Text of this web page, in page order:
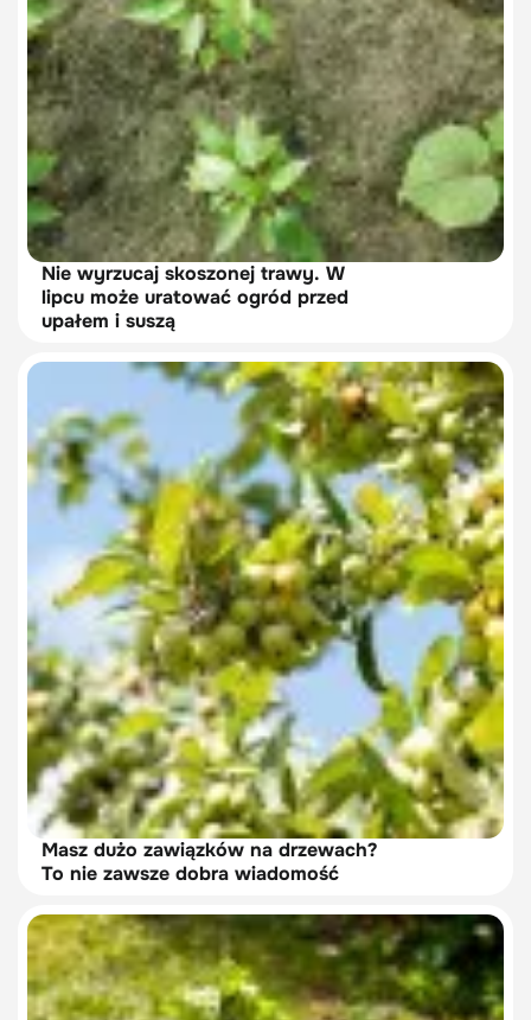
Nie wyrzucaj skoszonej trawy. W
lipcu może uratować ogród przed
upałem i suszą
Masz dużo zawiązków na drzewach?
To nie zawsze dobra wiadomość